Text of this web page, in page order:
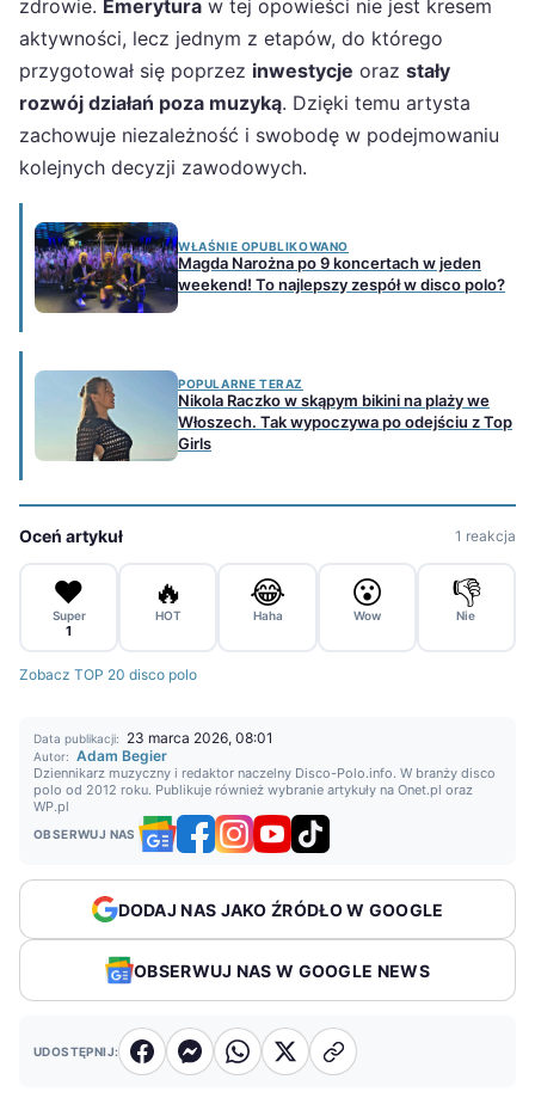
zdrowie. Emerytura w tej opowieści nie jest kresem
aktywności, lecz jednym z etapów, do którego
przygotował się poprzez inwestycje oraz stały
rozwój działań poza muzyką. Dzięki temu artysta
zachowuje niezależność i swobodę w podejmowaniu
kolejnych decyzji zawodowych.
WŁAŚNIE OPUBLIKOWANO
Magda Narożna po 9 koncertach w jeden
weekend! To najlepszy zespół w disco polo?
POPULARNE TERAZ
Nikola Raczko w skąpym bikini na plaży we
Włoszech. Tak wypoczywa po odejściu z Top
Girls
Oceń artykuł 1 reakcja
❤️
Super
1
🔥
HOT
😂
Haha
😮
Wow
👎
Nie
Zobacz TOP 20 disco polo
Data publikacji: 23 marca 2026, 08:01
Autor: Adam Begier
Dziennikarz muzyczny i redaktor naczelny Disco-Polo.info. W branży disco
polo od 2012 roku. Publikuje również wybranie artykuły na Onet.pl oraz
WP.pl
OBSERWUJ NAS
DODAJ NAS JAKO ŹRÓDŁO W GOOGLE
OBSERWUJ NAS W GOOGLE NEWS
UDOSTĘPNIJ: